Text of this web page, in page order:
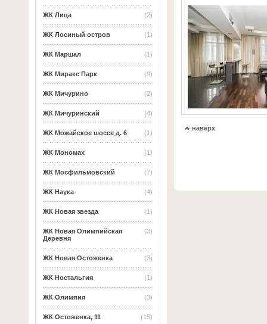
(2)
ЖК Лица
(1)
ЖК Лосиный остров
(1)
ЖК Маршал
(9)
ЖК Миракс Парк
(2)
ЖК Мичурино
(4)
ЖК Мичуринский
(1)
ЖК Можайское шоссе д. 6
(1)
ЖК Мономах
(7)
ЖК Мосфильмовский
(4)
ЖК Наука
(1)
ЖК Новая звезда
(3)
ЖК Новая Олимпийская
Деревня
(3)
ЖК Новая Остоженка
(1)
ЖК Ностальгия
(3)
ЖК Олимпия
(15)
ЖК Остоженка, 11
наверх